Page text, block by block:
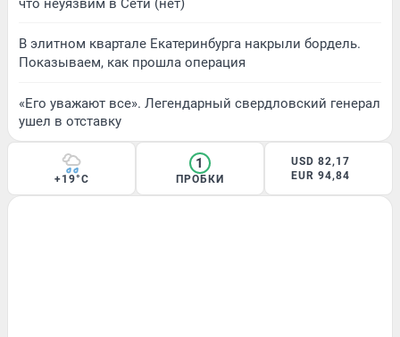
В элитном квартале Екатеринбурга накрыли бордель.
Показываем, как прошла операция
«Его уважают все». Легендарный свердловский генерал
ушел в отставку
+19°C
1
ПРОБКИ
USD 82,17
EUR 94,84